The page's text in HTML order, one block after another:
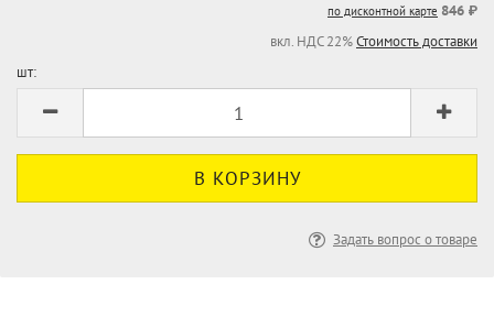
по дисконтной карте 846 ₽
вкл. НДС 22%Стоимость доставки
шт:
Задать вопрос о товаре